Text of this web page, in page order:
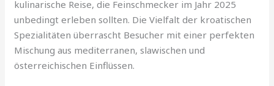
kulinarische Reise, die Feinschmecker im Jahr 2025
unbedingt erleben sollten. Die Vielfalt der kroatischen
Spezialitäten überrascht Besucher mit einer perfekten
Mischung aus mediterranen, slawischen und
österreichischen Einflüssen.